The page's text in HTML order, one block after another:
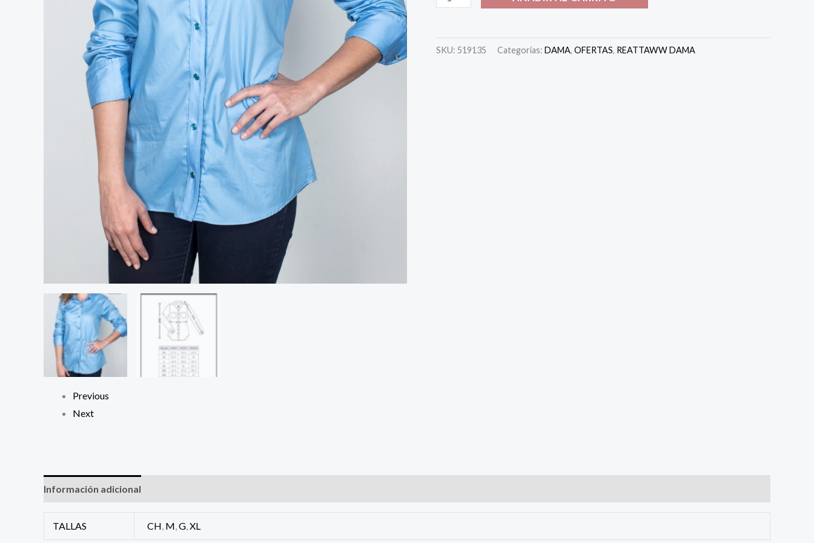
Previous
Next
SKU: 519135 Categorías: DAMA, OFERTAS, REATTAWW DAMA
Información adicional
TALLAS CH, M,G,XL